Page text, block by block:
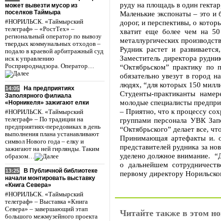
может вывезти мусор из
поселков Таймыра
#НОРИЛЬСК. «Таймырский
телеграф» – «РостТех» –
региональный оператор по вывозу
твердых коммунальных отходов –
подало в краевой арбитражный суд
иск к управлению
Росприроднадзора. Оператор…
14:05
На предприятиях
Заполярного филиала
«Норникеля» зажигают елки
#НОРИЛЬСК. «Таймырский
телеграф» – По традиции на
предприятиях-передовиках в день
выполнения плана устанавливают
символ Нового года – елку и
зажигают на ней гирлянды. Таким
образом…
13:25
В Публичной библиотеке
начали монтировать выставку
«Книга Севера»
#НОРИЛЬСК. «Таймырский
телеграф» – Выставка «Книга
Севера» – завершающий этап
большого межмузейного проекта
руду на площадь в один
Маленькие экспонаты – это
дорог, и перспективы, о
хватит еще более чем на
металлургических
Рудник растет и
Заместитель директора
“Октябрьском” практику
обязательно увезут в город
людях, “для которых 150
Студенты-практиканты
молодые специалисты
– Приятно, что к процессу
группами персонала УВК
“Октябрьского” делает все,
Принимающая артефакты и.
представителей рудника за
уделено должное внимание.
о дальнейшем
первому директору
Читайте также в этом